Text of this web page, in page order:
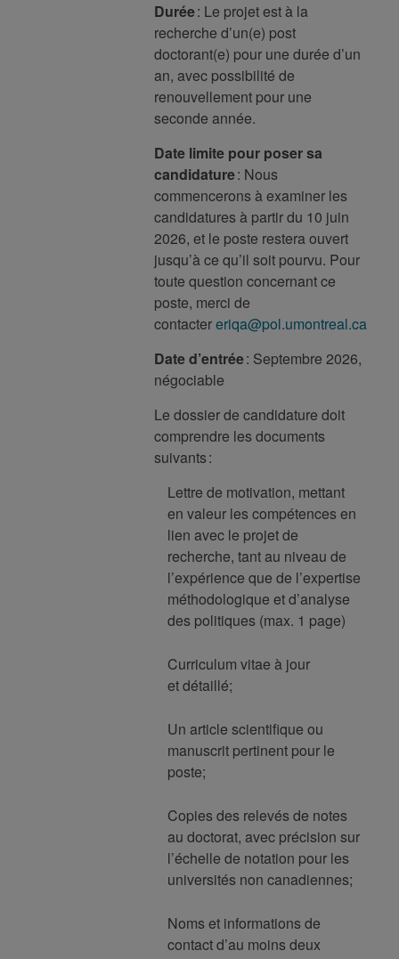
Durée: Le projet est à la
recherche d’un(e) post
doctorant(e) pour une durée d’un
an, avec possibilité de
renouvellement pour une
seconde année.
Date limite pour poser sa
candidature: Nous
commencerons à examiner les
candidatures à partir du 10 juin
2026, et le poste restera ouvert
jusqu’à ce qu’il soit pourvu. Pour
toute question concernant ce
poste, merci de
contactereriqa@pol.umontreal.ca
Date d’entrée: Septembre 2026,
négociable
Le dossier de candidature doit
comprendre les documents
suivants :
Lettre de motivation, mettant
en valeur les compétences en
lien avec le projet de
recherche, tant au niveau de
l’expérience que de l’expertise
méthodologique et d’analyse
des politiques (max. 1 page)
Curriculum vitae à jour
et détaillé;
Un article scientifique ou
manuscrit pertinent pour le
poste;
Copies des relevés de notes
au doctorat, avec précision sur
l’échelle de notation pour les
universités non canadiennes;
Noms et informations de
contact d’au moins deux